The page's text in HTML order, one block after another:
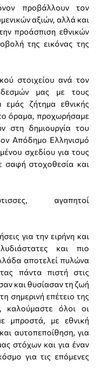
προβάλλουν τον
αξιών, αλλά και
προάσπιση εθνικών
της εικόνας της
στοιχείου ανά τον
μας με τους
ζήτημα εθνικής
όραμα, προχωρήσαμε
στη δημιουργία του
Απόδημο Ελληνισμό
σχεδίου για τους
σαφή στοχοθεσία και
αγαπητοί
για την ειρήνη και
και πιο
αποτελεί πυλώνα
πάντα πιστή στις
και θυσίασαν τη ζωή
σημερινή επέτειο της
καλούμαστε όλοι οι
μπροστά, με εθνική
αυτοπεποίθηση, για
στόχων και για έναν
για τις επόμενες